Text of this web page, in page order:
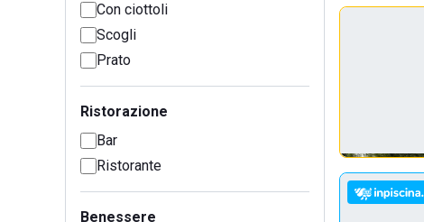
Con ciottoli
Scogli
Prato
Ristorazione
Bar
Ristorante
Benessere